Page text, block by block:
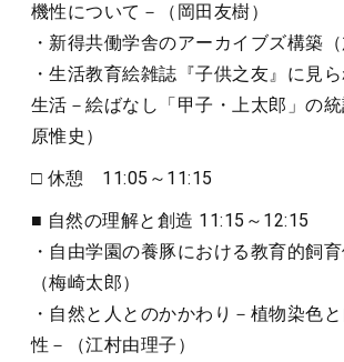
機性について－（岡田友樹）
・新得共働学舎のアーカイブズ構築（
・生活教育絵雑誌『子供之友』に見
生活－絵ばなし「甲子・上太郎」の
原惟史）
□ 休憩 11:05～11:15
■ 自然の理解と創造 11:15～12:15
・自由学園の養豚における教育的飼
（梅崎太郎）
・自然と人とのかかわり－植物染色
性－（江村由理子）